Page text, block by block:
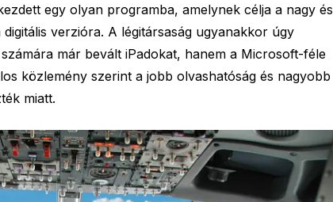
egy olyan programba, amelynek célja a nagy és
verzióra. A légitársaság ugyanakkor úgy
már bevált iPadokat, hanem a Microsoft-féle
közlemény szerint a jobb olvashatóság és nagyobb
miatt.